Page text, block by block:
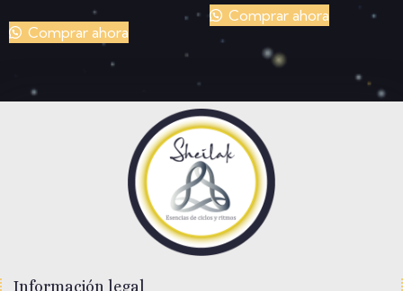
Comprar ahora
Comprar ahora
Información legal